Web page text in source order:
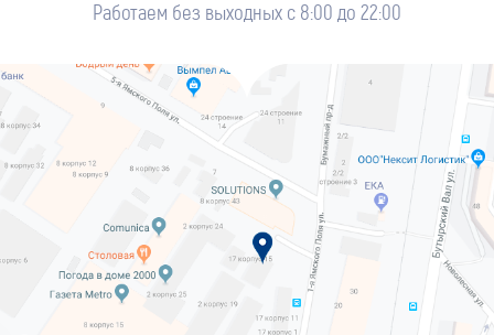
Работаем без выходных с 8:00 до 22:00